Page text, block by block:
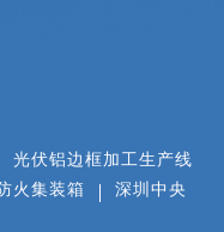
光伏铝边框加工生产线
火集装箱
深圳中央